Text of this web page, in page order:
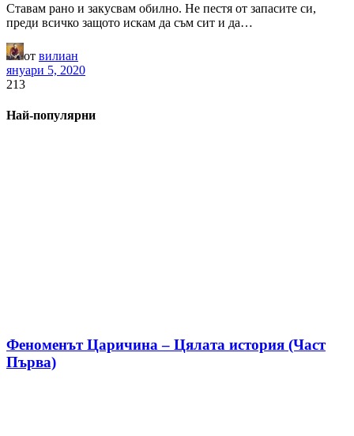
Ставам рано и закусвам обилно. Не пестя от запасите си,
преди всичко защото искам да съм сит и да…
от вилиан
януари 5, 2020
213
Най-популярни
Феноменът Царичина – Цялата история (Част
Първа)